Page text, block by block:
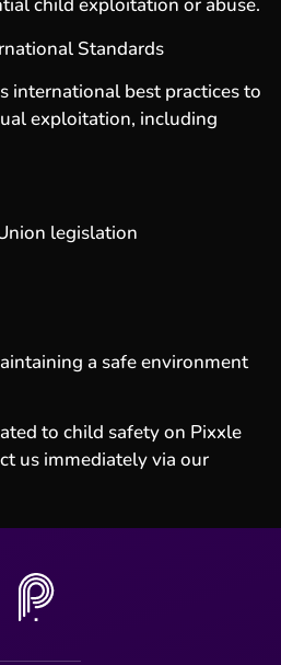
child exploitation or abuse.
Standards
international best practices to
exploitation, including
legislation
a safe environment
to child safety on Pixxle
us immediately via our